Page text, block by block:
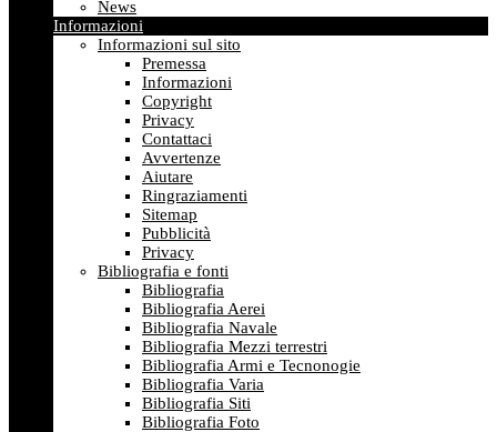
News
Informazioni
Informazioni sul sito
Premessa
Informazioni
Copyright
Privacy
Contattaci
Avvertenze
Aiutare
Ringraziamenti
Sitemap
Pubblicità
Privacy
Bibliografia e fonti
Bibliografia
Bibliografia Aerei
Bibliografia Navale
Bibliografia Mezzi terrestri
Bibliografia Armi e Tecnonogie
Bibliografia Varia
Bibliografia Siti
Bibliografia Foto